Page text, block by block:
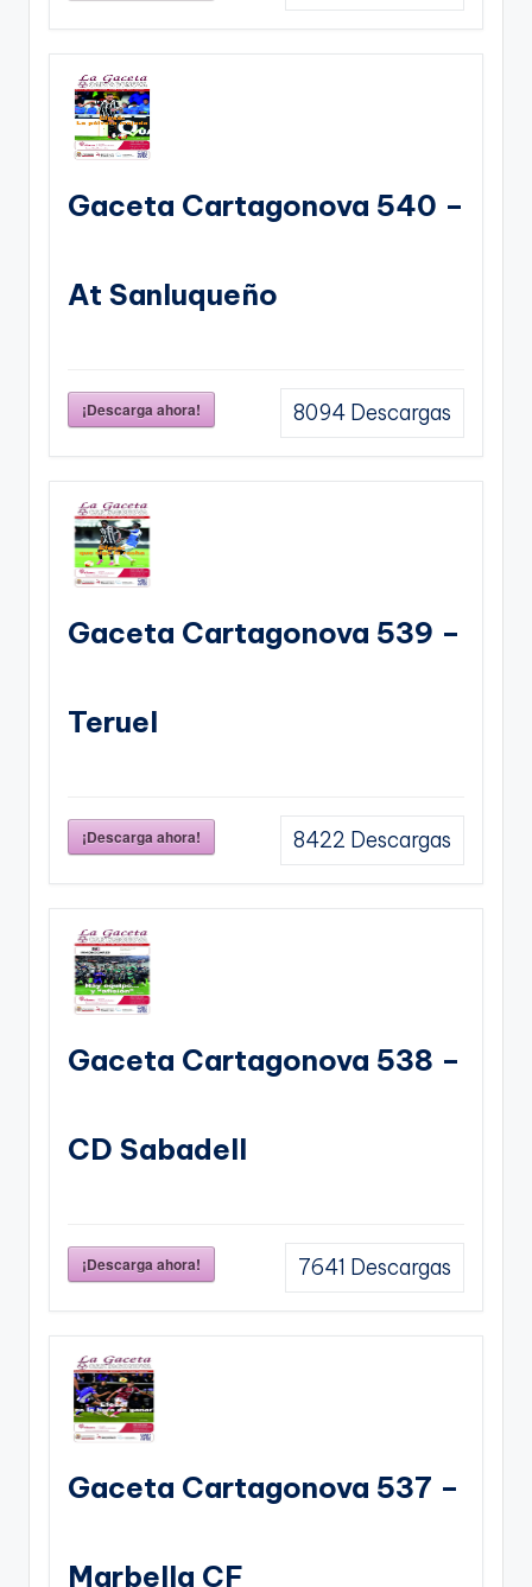
Gaceta Cartagonova 540 –
At Sanluqueño
¡Descarga ahora! 8094 Descargas
Gaceta Cartagonova 539 –
Teruel
¡Descarga ahora! 8422 Descargas
Gaceta Cartagonova 538 –
CD Sabadell
¡Descarga ahora! 7641 Descargas
Gaceta Cartagonova 537 –
Marbella CF